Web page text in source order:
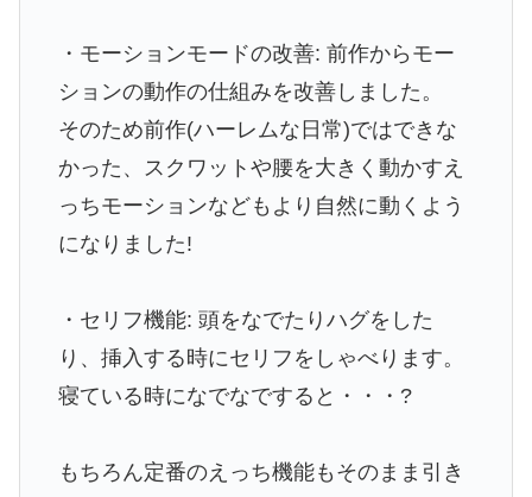
・モーションモードの改善: 前作からモー
ションの動作の仕組みを改善しました。
そのため前作(ハーレムな日常)ではできな
かった、スクワットや腰を大きく動かすえ
っちモーションなどもより自然に動くよう
になりました!
・セリフ機能: 頭をなでたりハグをした
り、挿入する時にセリフをしゃべります。
寝ている時になでなですると・・・?
もちろん定番のえっち機能もそのまま引き